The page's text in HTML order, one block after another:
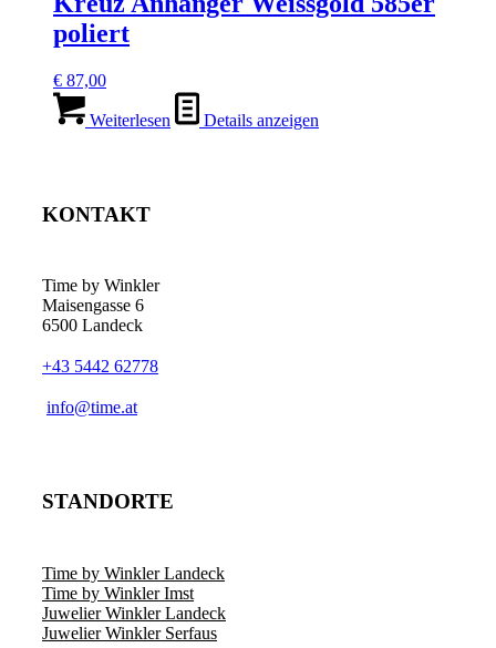
poliert
€ 87,00
Weiterlesen Details anzeigen
KONTAKT
Time by Winkler
Maisengasse 6
6500 Landeck
+43 5442 62778
­info@time.at
STANDORTE
Time by Winkler Landeck
Time by Winkler Imst
Juwelier Winkler Landeck
Juwelier Winkler Serfaus